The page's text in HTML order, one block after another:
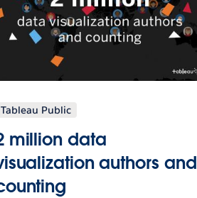
Tableau Public
million data
authors and